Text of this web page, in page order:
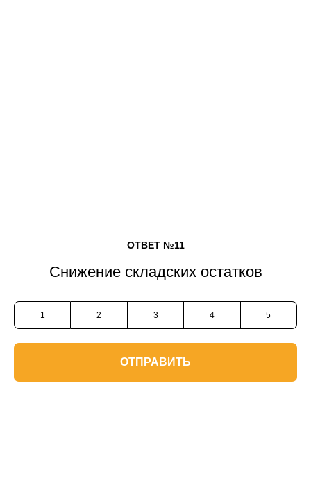
ОТВЕТ №11
Снижение складских остатков
1 2 3 4 5
ОТПРАВИТЬ